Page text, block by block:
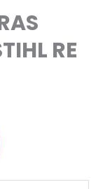
RE